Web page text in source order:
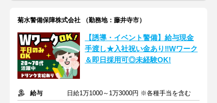
菊水警備保障株式会社 （勤務地：藤井寺市）
【誘導・イベント警備】給与現金
手渡し★入社祝い金あり‼Wワーク
＆即日採用可◎未経験OK!
給与
日給1万1000～1万3000円 ※各種手当を含む